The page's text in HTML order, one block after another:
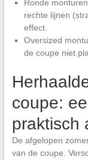
Ronde
rechte lijnen
effect.
Oversized
de coupe niet
coupe:
praktisch
De afgelopen
van de coupe.